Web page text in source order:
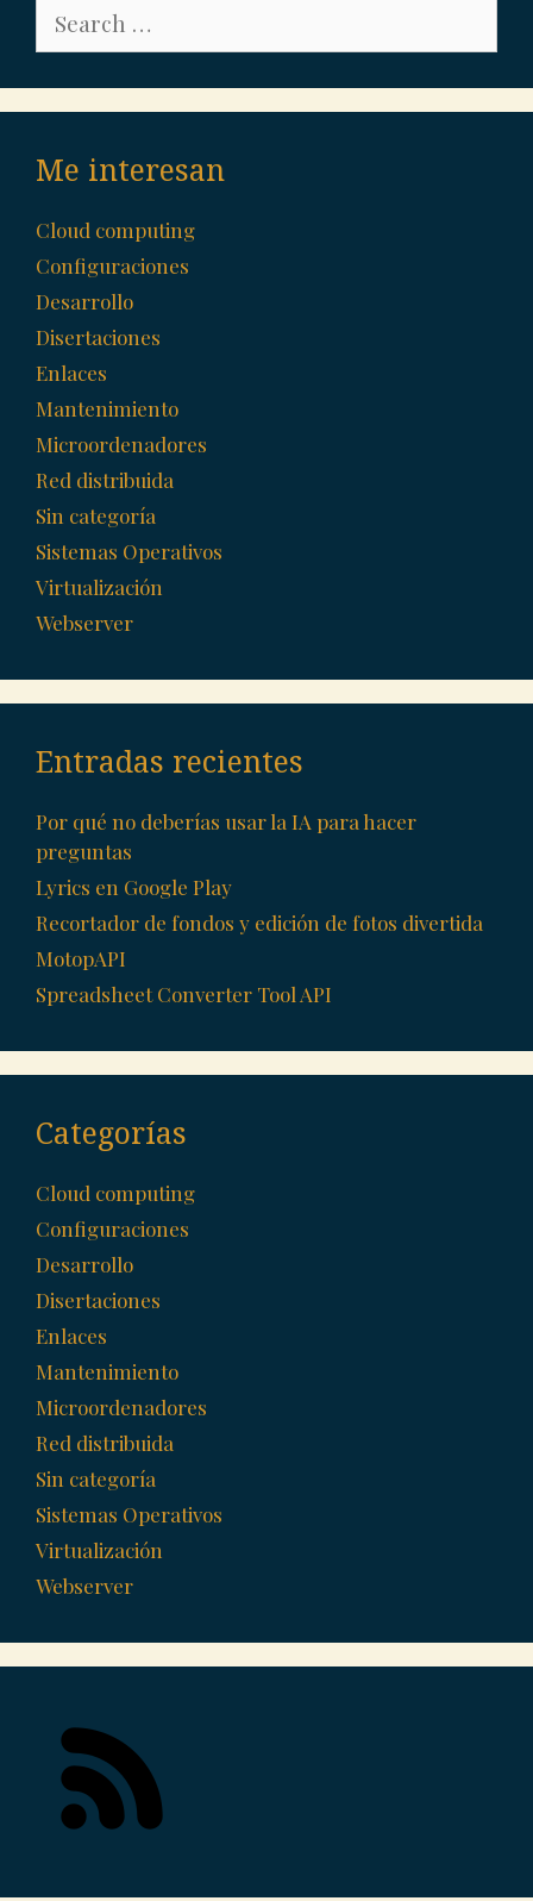
for:
Me interesan
Cloud computing
Configuraciones
Desarrollo
Disertaciones
Enlaces
Mantenimiento
Microordenadores
Red distribuida
Sin categoría
Sistemas Operativos
Virtualización
Webserver
Entradas recientes
Por qué no deberías usar la IA para hacer
preguntas
Lyrics en Google Play
Recortador de fondos y edición de fotos divertida
MotopAPI
Spreadsheet Converter Tool API
Categorías
Cloud computing
Configuraciones
Desarrollo
Disertaciones
Enlaces
Mantenimiento
Microordenadores
Red distribuida
Sin categoría
Sistemas Operativos
Virtualización
Webserver